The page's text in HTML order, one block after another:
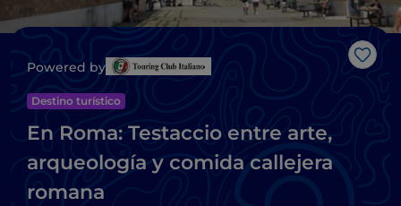
Me
Powered by
Destino turístico
En Roma: Testaccio entre arte,
arqueología y comida callejera
romana